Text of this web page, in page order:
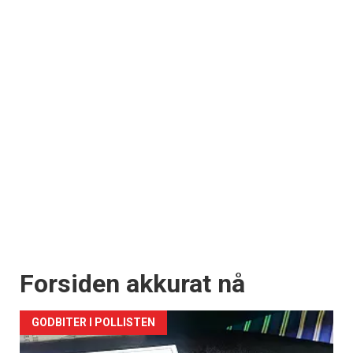
Forsiden akkurat nå
GODBITER I POLLISTEN